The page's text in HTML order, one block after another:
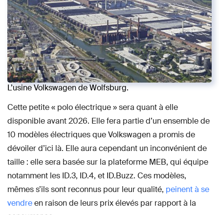
L’usine Volkswagen de Wolfsburg.
Cette petite « polo électrique » sera quant à elle
disponible avant 2026. Elle fera partie d’un ensemble de
10 modèles électriques que Volkswagen a promis de
dévoiler d’ici là. Elle aura cependant un inconvénient de
taille : elle sera basée sur la plateforme MEB, qui équipe
notamment les ID.3, ID.4, et ID.Buzz. Ces modèles,
mêmes s’ils sont reconnus pour leur qualité, peinent à se
vendreen raison de leurs prix élevés par rapport à la